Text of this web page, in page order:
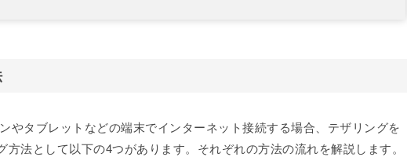
やタブレットなどの端末でインターネット接続する場合、テザリングを
法として以下の4つがあります。それぞれの方法の流れを解説します。